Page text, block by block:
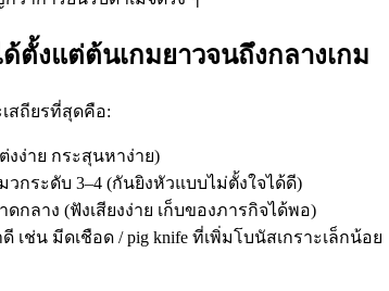
ตั้งแต่ต้นเกมยาวจนถึงกลางเกม
สถียรที่สุดคือ:
งง่าย กระสุนหาง่าย)
วกระดับ 3–4 (กันยิงหัวแบบไม่ตั้งใจได้ดี)
ดกลาง (ฟังเสียงง่าย เก็บของภารกิจได้พอ)
เช่น มีดเชือด / pig knife ที่เพิ่มโบนัสเกราะเล็กน้อย